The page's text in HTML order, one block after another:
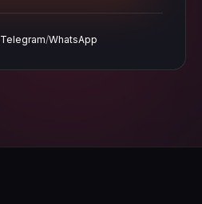
Telegram/WhatsApp